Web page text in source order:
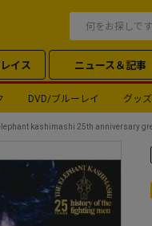
イス ニュース＆記事
DVD/ブルーレイ グッズ
kashimashi 25th anniversary